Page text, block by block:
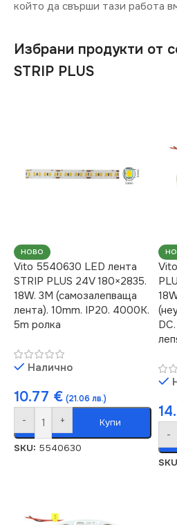
който да свърши тази работа
Избрани продукти от
STRIP PLUS
НОВО
Vito 5540630 LED лента
STRIP PLUS 24V 180×2835.
18W. 3M (самозалепваща
лента). 10mm. IP20. 4000K.
5m ролка
Налично
10.77 € (21.06 лв.)
- + Купи
SKU: 5540630
-